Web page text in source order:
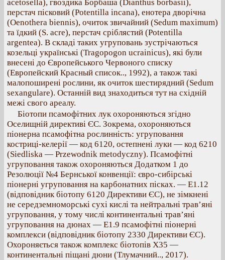
acetosella), гвоздика Борбаша (Dianthus borbasii),
перстач пісковий (Potentilla incana), енотера дворічна
(Oenothera biennis), очиток звичайний (Sedum maximum)
та їдкий (S. acre), перстач сріблястий (Potentilla
argentea). В складі таких угруповань зустрічаються
козельці українські (Tragopogon ucrainicus), які були
внесені до Європейського Червоного списку
(Европейский Красный список.., 1992), а також такі
малопоширені рослини, як очиток шестирядний (Sedum
sexangulare). Останній вид знаходиться тут на східній
межі свого ареалу.
Біотопи псамофітних лук охороняються згідно
Оселищній директиві ЄС. Зокрема, охороняються
піонерна псамофітна рослинність: угруповання
костриці-келерії — код 6120, остепнені луки — код 6210
(Siedliska — Przewodnik metodyczny). Псамофітні
угруповання також охороняються Додатком 1 до
Резолюції №4 Бернської конвенції: євро-сибірські
піонерні угруповання на карбонатних пісках. — Е1.12
(відповідник біотопу 6120 Директиви ЄС), не зімкнені
не середземноморські сухі кислі та нейтральні трав’яні
угруповання, у тому числі континентальні трав’яні
угруповання на дюнах — Е1.9 псамофітні піонерні
комплекси (відповідник біотопу 2330 Директиви ЄС).
Охороняється також комплекс біотопів Х35 —
континентальні піщані дюни (Тлумачний.., 2017).